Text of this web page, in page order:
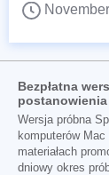
Bezpłatna
postanowienia
Wersja próbna
komputerów
materiałach
dniowy okres